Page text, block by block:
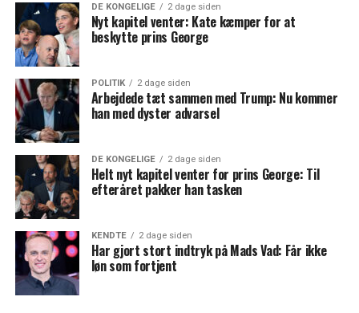
DE KONGELIGE 2 dage siden
Nyt kapitel venter: Kate kæmper for at
beskytte prins George
POLITIK 2 dage siden
Arbejdede tæt sammen med Trump: Nu kommer
han med dyster advarsel
DE KONGELIGE 2 dage siden
Helt nyt kapitel venter for prins George: Til
efteråret pakker han tasken
KENDTE 2 dage siden
Har gjort stort indtryk på Mads Vad: Får ikke
løn som fortjent